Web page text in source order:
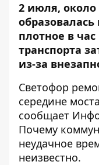
2 июля, около
образовалась
плотное в
транспорта
из-за
Светофор
середине
сообщает
Почему
неудачное
неизвестно.